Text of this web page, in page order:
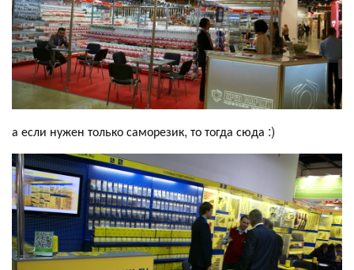
а если нужен только саморезик, то тогда сюда :)